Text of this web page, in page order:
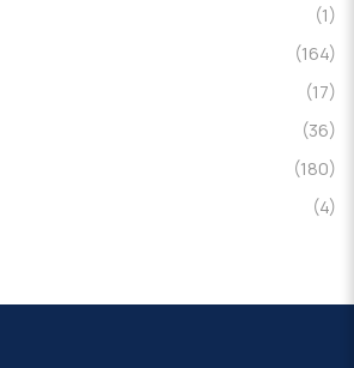
(1)
(164)
(17)
(36)
(180)
(4)